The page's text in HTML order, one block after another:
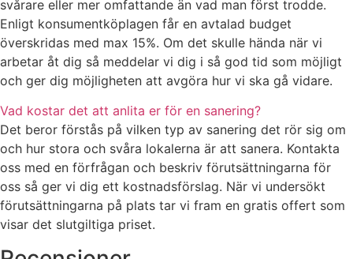
svårare eller mer omfattande än vad man först trodde.
Enligt konsumentköplagen får en avtalad budget
överskridas med max 15%. Om det skulle hända när vi
arbetar åt dig så meddelar vi dig i så god tid som möjligt
och ger dig möjligheten att avgöra hur vi ska gå vidare.
Vad kostar det att anlita er för en sanering?
Det beror förstås på vilken typ av sanering det rör sig om
och hur stora och svåra lokalerna är att sanera. Kontakta
oss med en förfrågan och beskriv förutsättningarna för
oss så ger vi dig ett kostnadsförslag. När vi undersökt
förutsättningarna på plats tar vi fram en gratis offert som
visar det slutgiltiga priset.